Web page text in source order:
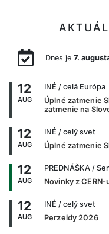
Dnes je 7.
12
AUG
INÉ / celá Európa
Úplné zatmenie
zatmenie na
12
AUG
INÉ / celý svet
Úplné zatmenie
12
AUG
PREDNÁŠKA /
Novinky z CERN-
12
AUG
INÉ / celý svet
Perzeidy 2026